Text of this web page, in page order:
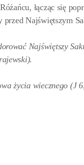
łącząc się
Najświętszym
Najświętszy
życia wiecznego (J